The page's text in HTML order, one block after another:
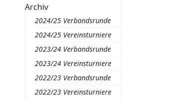
Archiv
2024/25 Verbandsrunde
2024/25 Vereinsturniere
2023/24 Verbandsrunde
2023/24 Vereinsturniere
2022/23 Verbandsrunde
2022/23 Vereinsturniere